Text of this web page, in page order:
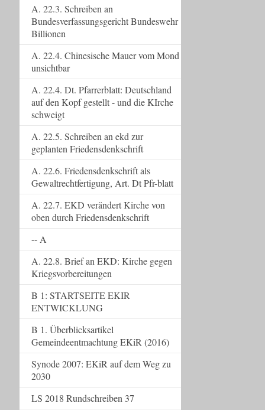
A. 22.3. Schreiben an
Bundesverfassungsgericht Bundeswehr
Billionen
A. 22.4. Chinesische Mauer vom Mond
unsichtbar
A. 22.4. Dt. Pfarrerblatt: Deutschland
auf den Kopf gestellt - und die KIrche
schweigt
A. 22.5. Schreiben an ekd zur
geplanten Friedensdenkschrift
A. 22.6. Friedensdenkschrift als
Gewaltrechtfertigung, Art. Dt Pfr-blatt
A. 22.7. EKD verändert Kirche von
oben durch Friedensdenkschrift
-- A
A. 22.8. Brief an EKD: Kirche gegen
Kriegsvorbereitungen
B 1: STARTSEITE EKIR
ENTWICKLUNG
B 1. Überblicksartikel
Gemeindeentmachtung EKiR (2016)
Synode 2007: EKiR auf dem Weg zu
2030
LS 2018 Rundschreiben 37